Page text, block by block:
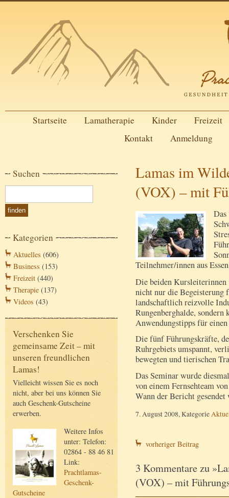
Startseite Lamatherapie Kinder
Freizeit
Kontakt
Anmeldung
Suchen
Kategorien
Aktuelles (606)
Business (153)
Freizeit (440)
Therapie (137)
Videos (43)
Verschenken Sie
gemeinsame Zeit – mit
unseren freundlichen
Lamas!
Vielleicht wissen Sie es noch
nicht, aber bei uns können Sie
auch Geschenk-Gutscheine
erwerben.
Weitere Infos
unter: Telefon:
02864 - 88 46 81
Link:
Prachtlamas-
Geschenk-
Gutscheine
Lamas im
(VOX) – mit
Teilnehmer/innen aus
Die beiden
nicht nur die Begeisterung
landschaftlich reizvolle
Rungenberghalde,
Anwendungstipps für
Die fünf Führungskräfte,
Ruhrgebiets umspannt,
bewegten und tierischen
Das Seminar wurde
von einem Fernsehteam
Wann der Bericht
7. August 2008, Kategorie
vorheriger Beitrag
3 Kommentare zu
(VOX) – mit